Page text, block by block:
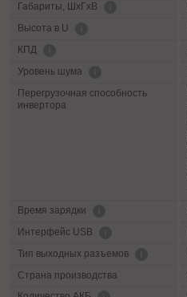
Габариты, ШхГхВ
Высота в U
КПД
Уровень шума
Перегрузочная способность
инвертора
Время зарядки
Интерфейс USB
Тип выходных разъемов
Страна производства